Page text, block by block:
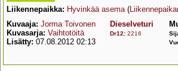
Liikennepaikka: Hyvinkää asema(
Kuvaaja: Jorma Toivonen
Kuvasarja: Vaihtotöitä
Lisätty: 07.08.2012 02:13
Dieselveturi
Dr12: 2216